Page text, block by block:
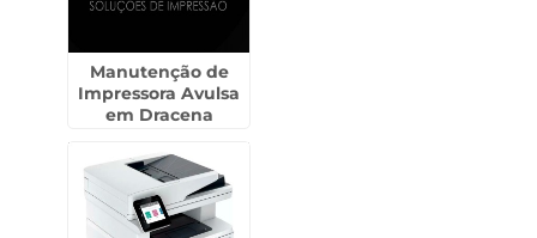
Manutenção de
Impressora Avulsa
em Dracena